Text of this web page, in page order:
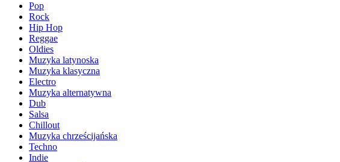
Pop
Rock
Hip Hop
Reggae
Oldies
Muzyka latynoska
Muzyka klasyczna
Electro
Muzyka alternatywna
Dub
Salsa
Chillout
Muzyka chrześcijańska
Techno
Indie